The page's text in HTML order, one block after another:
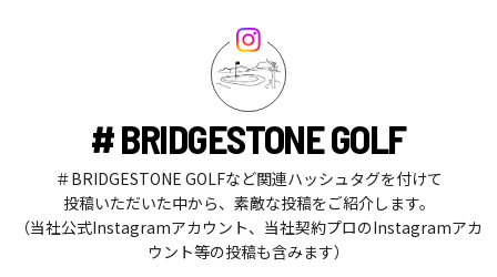
# BRIDGESTONE GOLF
＃BRIDGESTONE GOLFなど関連ハッシュタグを付けて
投稿いただいた中から、素敵な投稿をご紹介します。
（当社公式Instagramアカウント、当社契約プロのInstagramアカ
ウント等の投稿も含みます）